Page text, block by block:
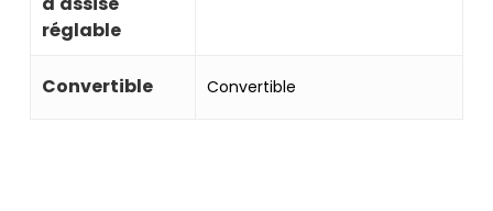
réglable
Convertible Convertible